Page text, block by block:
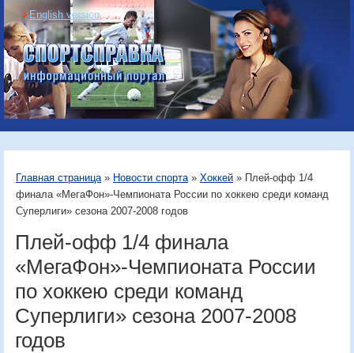
English version
Информационный
портал «Спортсправка»
Главная страница» Новости спорта» Хоккей » Плей-офф 1/4
финала «МегаФон»-Чемпионата России по хоккею среди команд
Суперлиги» сезона 2007-2008 годов
Плей-офф 1/4 финала
«МегаФон»-Чемпионата России
по хоккею среди команд
Суперлиги» сезона 2007-2008
годов